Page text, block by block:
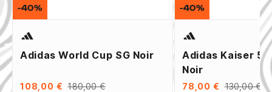
Adidas World Cup SG Noir
108,00 € 180,00 €
-40%
Adidas Kaiser 5
Noir
78,00 € 130,00 €
-40%